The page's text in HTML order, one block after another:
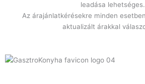
leadása lehetséges.
Az árajánlatkérésekre minden
aktualizált árakkal